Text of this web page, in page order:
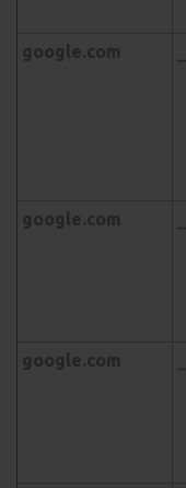
google.com
google.com
google.com